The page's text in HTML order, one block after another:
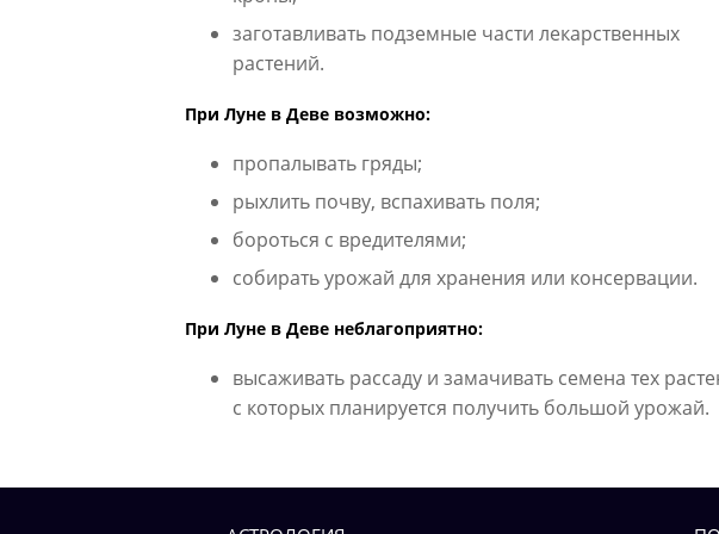
заготавливать подземные части лекарственных
растений.
При Луне в Деве возможно:
пропалывать гряды;
рыхлить почву, вспахивать поля;
бороться с вредителями;
собирать урожай для хранения или консервации.
При Луне в Деве неблагоприятно:
высаживать рассаду и замачивать семена тех
с которых планируется получить большой урожай.